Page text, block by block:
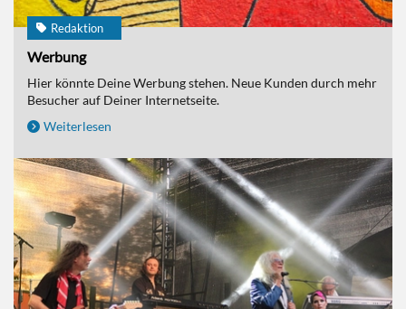
Redaktion
Werbung
Hier könnte Deine Werbung stehen. Neue Kunden durch mehr
Besucher auf Deiner Internetseite.
Weiterlesen